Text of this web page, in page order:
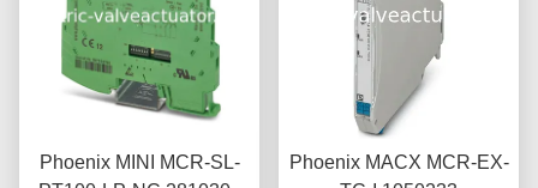
Phoenix MINI MCR-SL-
Phoenix MACX MCR-EX-